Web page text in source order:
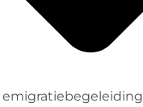
emigratiebegeleiding